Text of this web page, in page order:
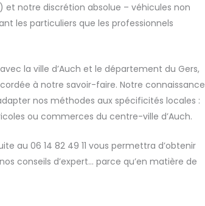
et notre discrétion absolue – véhicules non
les particuliers que les professionnels
la ville d’Auch et le département du Gers,
à notre savoir-faire. Notre connaissance
nos méthodes aux spécificités locales :
ou commerces du centre-ville d’Auch.
au 06 14 82 49 11 vous permettra d’obtenir
conseils d’expert… parce qu’en matière de